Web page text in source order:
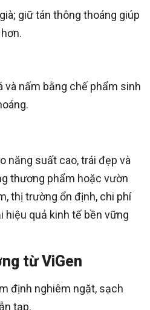
giữ tán thông thoáng giúp
và nấm bằng chế phẩm sinh
năng suất cao, trái đẹp và
thương phẩm hoặc vườn
thị trường ổn định, chi phí
hiệu quả kinh tế bền vững
từ ViGen
định nghiêm ngặt, sạch
tạp.